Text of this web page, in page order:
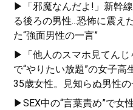
▶「邪魔なんだよ!」新幹
る後ろの男性...恐怖に震え
た“強面男性の一言”
▶「他人のスマホ見てんじ
で“やりたい放題”の女子高
35歳女性。見知らぬ男性
▶SEX中の“言葉責め”で女